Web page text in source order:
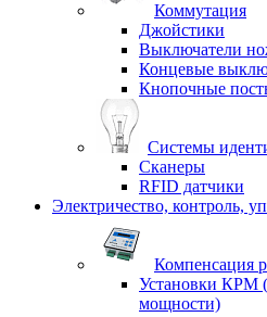
Коммутация
Джойстики
Выключатели
Концевые
Кнопочные
Системы
Сканеры
RFID датчики
Электричество, контроль,
Компенсация
Установки КРМ
мощности)